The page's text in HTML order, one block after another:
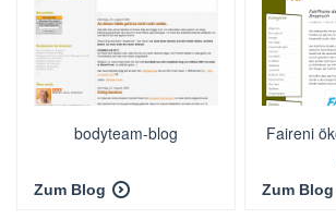
bodyteam-blog
Zum Blog
Faireni
Zum Blog